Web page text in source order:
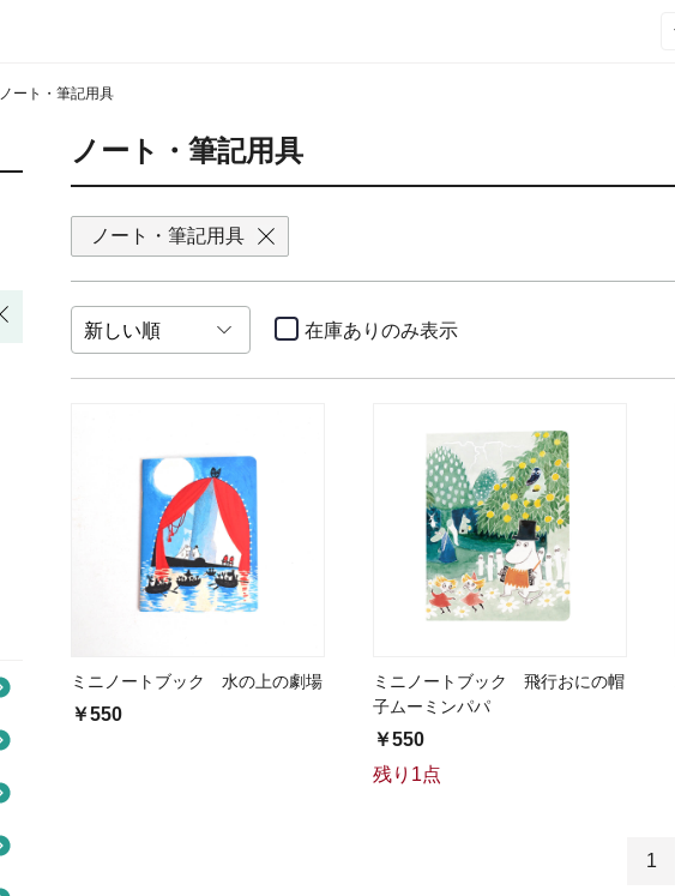
ノート・筆記用具
ノート・筆記用具
ノート・筆記用具
在庫ありのみ表示
ミニノートブック 水の上の劇場
￥550
ミニノートブック 飛行おにの帽
子ムーミンパパ
￥550
残り1点
1